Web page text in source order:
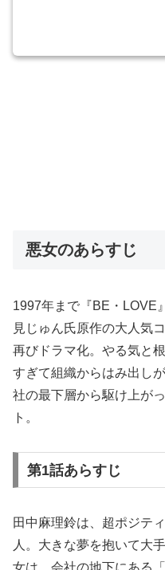
悪女のあらすじ
1997年まで『BE・LOVE
見じゅん氏原作の大人気
再びドラマ化。やる気と
すぎて組織からはみ出し
社の最下層から駆け上が
ト。
第1話あらすじ
田中麻理鈴は、超ポジテ
人。大きな夢を抱いて大
女は、会社の地下にある